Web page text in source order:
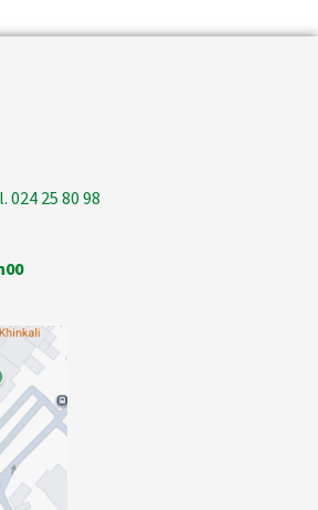
024 25 80 98